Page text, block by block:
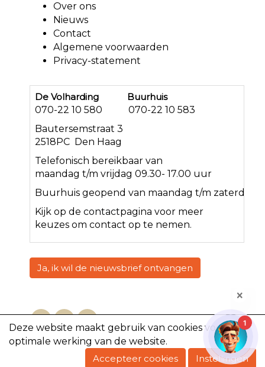
Deze website maakt gebruik van cookies voor een
optimale werking van de website.
Accepteer cookies
Instellingen
Over ons
Nieuws
Contact
Algemene voorwaarden
Privacy-statement
De Volharding Buurhuis
070-22 10 580 070-22 10 583
Bautersemstraat 3
2518PC Den Haag
Telefonisch bereikbaar van
maandag t/m vrijdag 09.30- 17.00 uur
Buurhuis geopend van maandag t/m zaterdag<
Kijk op de contactpagina voor meer
keuzes om contact op te nemen.
Ja, ik wil de nieuwsbrief ontvangen
Copyright @2023, De Volharding
1